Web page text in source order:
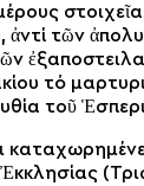
τῶν
τό
τοῦ
Ἐκ­κλη­σί­ας